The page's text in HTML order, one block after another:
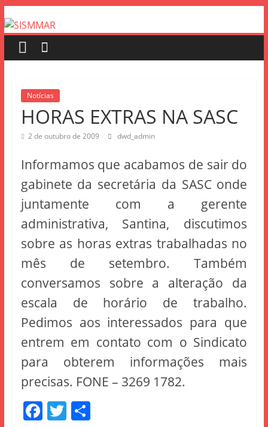
Notícias
HORAS EXTRAS NA SASC
2 de outubro de 2009 dwd_admin
Informamos que acabamos de sair do
gabinete da secretária da SASC onde
juntamente com a gerente
administrativa, Santina, discutimos
sobre as horas extras trabalhadas no
mês de setembro. Também
conversamos sobre a alteração da
escala de horário de trabalho.
Pedimos aos interessados para que
entrem em contato com o Sindicato
para obterem informações mais
precisas. FONE – 3269 1782.
F T S